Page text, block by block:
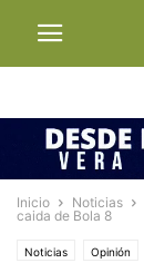
Inicio Noticias
caida de Bola 8
Noticias Opinión